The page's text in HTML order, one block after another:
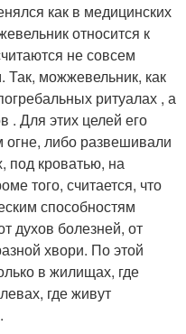
как в медицинских
относится к
не совсем
можжевельник, как
ритуалах , а
. Для этих целей его
огне, либо развешивали
под кроватью, на
того, считается, что
способностям
духов болезней, от
хвори. По этой
в жилищах, где
где живут